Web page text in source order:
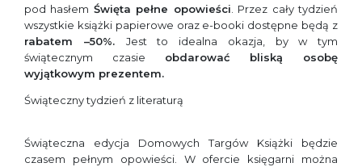
pod hasłem Święta pełne opowieści . Przez cały tydzień
wszystkie książki papierowe oraz e-booki dostępne będą z
rabatem –50%. Jest to idealna okazja, by w tym
świątecznym czasie obdarować bliską osobę
wyjątkowym prezentem.
Świąteczny tydzień z literaturą
Świąteczna edycja Domowych Targów Książki będzie
czasem pełnym opowieści. W ofercie księgarni można